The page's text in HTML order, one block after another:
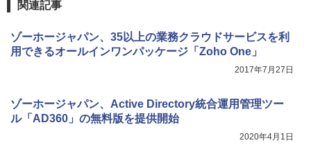
関連記事
ゾーホージャパン、35以上の業務クラウドサービスを利
用できるオールインワンパッケージ「Zoho One」
2017年7月27日
ゾーホージャパン、Active Directory統合運用管理ツー
ル「AD360」の無料版を提供開始
2020年4月1日